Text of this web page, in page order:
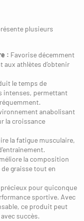
plusieurs
: Favorise décemment
aux athlètes d’obtenir
le temps de
intenses, permettant
anabolisant
la croissance
la fatigue musculaire,
la composition
graisse tout en
pour quiconque
sportive. Avec
ce produit peut
succès.